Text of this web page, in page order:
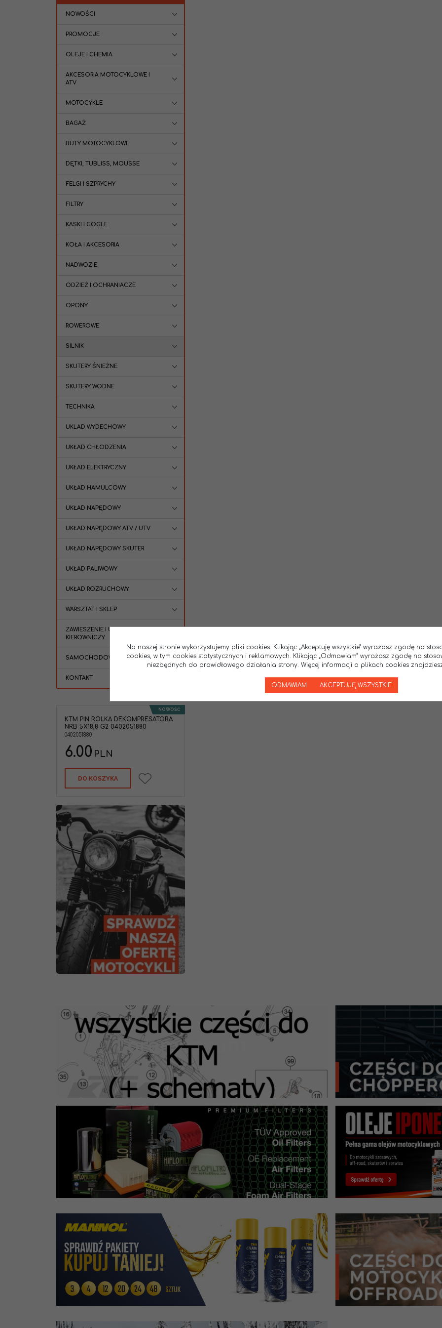
NOWOŚCI
PROMOCJE
OLEJE I CHEMIA
AKCESORIA MOTOCYKLOWE I
ATV
MOTOCYKLE
BAGAŻ
BUTY MOTOCYKLOWE
DĘTKI, TUBLISS, MOUSSE
FELGI I SZPRYCHY
FILTRY
KASKI I GOGLE
KOŁA I AKCESORIA
NADWOZIE
ODZIEŻ I OCHRANIACZE
OPONY
ROWEROWE
SILNIK
SKUTERY ŚNIEŻNE
SKUTERY WODNE
TECHNIKA
UKLAD WYDECHOWY
UKŁAD CHŁODZENIA
UKŁAD ELEKTRYCZNY
UKŁAD HAMULCOWY
UKŁAD NAPĘDOWY
UKŁAD NAPĘDOWY ATV / UTV
UKŁAD NAPĘDOWY SKUTER
UKŁAD PALIWOWY
UKŁAD ROZRUCHOWY
WARSZTAT I SKLEP
ZAWIESZENIE I UKŁAD
KIEROWNICZY
SAMOCHODOWE
KONTAKT
NOWOŚĆ
KTM PIN ROLKA DEKOMPRESATORA
NRB 5X18,8 G2 0402051880
0402051880
6.00 PLN
DO KOSZYKA
Na naszej stronie wykorzystujemy pliki cookies. Klikając „Akceptuję wszystkie” wyrażasz zgodę na
cookies, w tym cookies statystycznych i reklamowych. Klikając „Odmawiam” wyrażasz zgodę na
niezbędnych do prawidłowego działania strony. Więcej informacji o plikach cookies
ODMAWIAM AKCEPTUJĘ WSZYSTKIE